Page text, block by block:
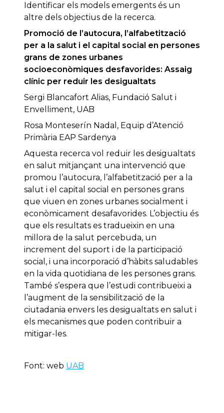
Identificar els models emergents és un
altre dels objectius de la recerca.
Promoció de l’autocura, l’alfabetització
per a la salut i el capital social en persones
grans de zones urbanes
socioeconòmiques desfavorides: Assaig
clínic per reduir les desigualtats
Sergi Blancafort Alias, Fundació Salut i
Envelliment, UAB
Rosa Monteserín Nadal, Equip d’Atenció
Primària EAP Sardenya
Aquesta recerca vol reduir les desigualtats
en salut mitjançant una intervenció que
promou l’autocura, l’alfabetització per a la
salut i el capital social en persones grans
que viuen en zones urbanes socialment i
econòmicament desafavorides. L’objectiu és
que els resultats es tradueixin en una
millora de la salut percebuda, un
increment del suport i de la participació
social, i una incorporació d’hàbits saludables
en la vida quotidiana de les persones grans.
També s’espera que l’estudi contribueixi a
l’augment de la sensibilització de la
ciutadania envers les desigualtats en salut i
els mecanismes que poden contribuir a
mitigar-les.
Font: web UAB